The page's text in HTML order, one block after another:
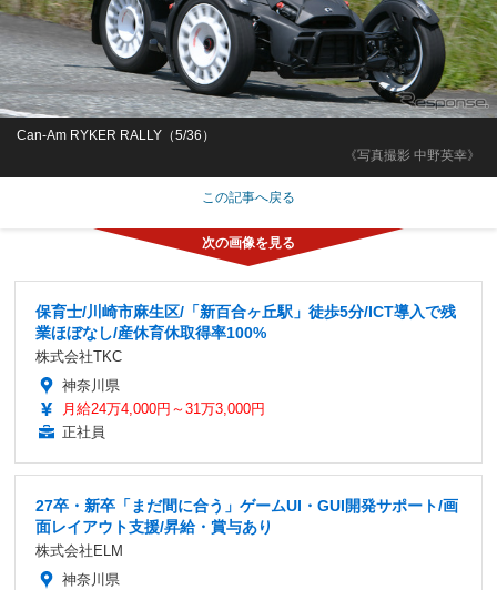
《写真撮影 中野英幸》
Can-Am RYKER RALLY（5/36）
この記事へ戻る
保育士/川崎市麻生区/「新百合ヶ丘駅」徒歩5分/ICT導入で残
業ほぼなし/産休育休取得率100%
株式会社TKC
神奈川県
月給24万4,000円～31万3,000円
正社員
27卒・新卒「まだ間に合う」ゲームUI・GUI開発サポート/画
面レイアウト支援/昇給・賞与あり
株式会社ELM
神奈川県